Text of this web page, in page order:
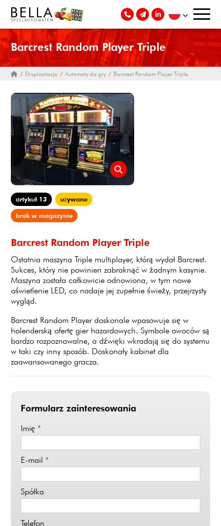
Barcrest Random Player Triple
Eksploatacja Automaty do gry Barcrest Random Player Triple
Barcrest Random Player Triple
Ostatnia maszyna Triple multiplayer, którą wydał Barcrest.
Sukces, który nie powinien zabraknąć w żadnym kasynie.
Maszyna została całkowicie odnowiona, w tym nowe
oświetlenie LED, co nadaje jej zupełnie świeży, przejrzysty
wygląd.
Barcrest Random Player doskonale wpasowuje się w
holenderską ofertę gier hazardowych. Symbole owoców są
bardzo rozpoznawalne, a dźwięki wkradają się do systemu
w taki czy inny sposób. Doskonały kabinet dla
zaawansowanego gracza.
Formularz zainteresowania
Imię *
E-mail *
Spółka
Telefon
artykuł 13 używane
brak w magazynie